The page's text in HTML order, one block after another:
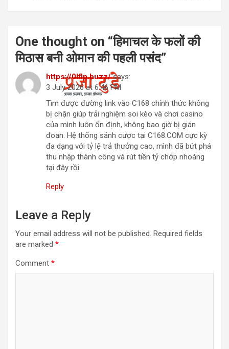
One thought on “हिमाचल के फलों की
मिठास बनी ओमान की पहली पसंद”
https://0lflp.buzz/ says:
3 July 2026 at 6:46 PM
Tìm được đường link vào C168 chính thức không
bị chặn giúp trải nghiệm soi kèo và chơi casino
của mình luôn ổn định, không bao giờ bị gián
đoạn. Hệ thống sảnh cược tại C168.COM cực kỳ
đa dạng với tỷ lệ trả thưởng cao, mình đã bứt phá
thu nhập thành công và rút tiền tỷ chớp nhoáng
tại đây rồi.
Reply
Leave a Reply
Your email address will not be published. Required fields
are marked *
Comment *